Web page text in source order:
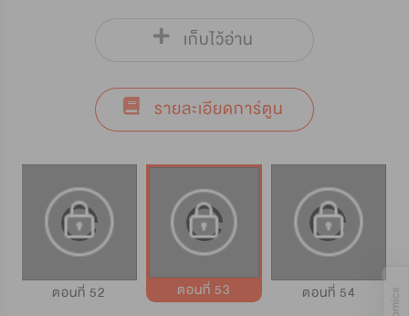
เก็บไว้อ่าน
รายละเอียดการ์ตูน
ตอนที่ 52 ตอนที่ 53 ตอนที่ 54